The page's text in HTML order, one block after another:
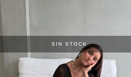
SIN STOCK